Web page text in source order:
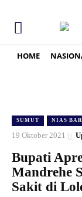
HOME
SUMUT NIAS
19 Oktober 2021
Bupati
Mandrehe
Sakit di